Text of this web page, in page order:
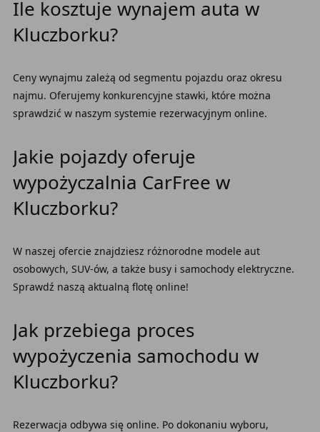
Ile kosztuje wynajem auta w
Kluczborku?
Ceny wynajmu zależą od segmentu pojazdu oraz okresu
najmu. Oferujemy konkurencyjne stawki, które można
sprawdzić w naszym systemie rezerwacyjnym online.
Jakie pojazdy oferuje
wypożyczalnia CarFree w
Kluczborku?
W naszej ofercie znajdziesz różnorodne modele aut
osobowych, SUV-ów, a także busy i samochody elektryczne.
Sprawdź naszą aktualną flotę online!
Jak przebiega proces
wypożyczenia samochodu w
Kluczborku?
Rezerwacja odbywa się online. Po dokonaniu wyboru,